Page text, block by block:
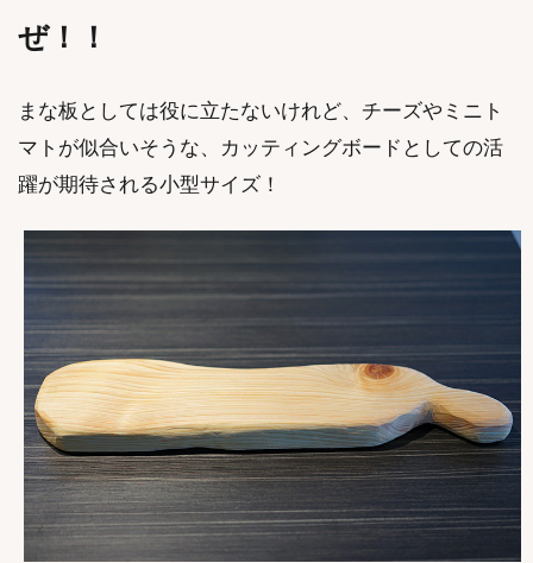
ぜ！！
まな板としては役に立たないけれど、チーズやミニト
マトが似合いそうな、カッティングボードとしての活
躍が期待される小型サイズ！